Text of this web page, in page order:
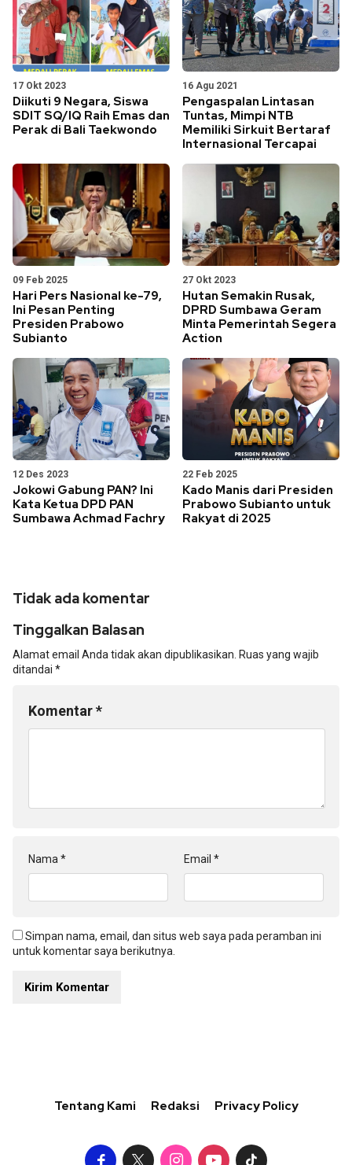
17 Okt 2023
Diikuti 9 Negara, Siswa
SDIT SQ/IQ Raih Emas dan
Perak di Bali Taekwondo
16 Agu 2021
Pengaspalan Lintasan
Tuntas, Mimpi NTB
Memiliki Sirkuit Bertaraf
Internasional Tercapai
09 Feb 2025
Hari Pers Nasional ke-79,
Ini Pesan Penting
Presiden Prabowo
Subianto
27 Okt 2023
Hutan Semakin Rusak,
DPRD Sumbawa Geram
Minta Pemerintah Segera
Action
12 Des 2023
Jokowi Gabung PAN? Ini
Kata Ketua DPD PAN
Sumbawa Achmad Fachry
22 Feb 2025
Kado Manis dari Presiden
Prabowo Subianto untuk
Rakyat di 2025
Tidak ada komentar
Tinggalkan Balasan
Alamat email Anda tidak akan dipublikasikan. Ruas yang wajib
ditandai *
Komentar*
Nama* Email *
Simpan nama, email, dan situs web saya pada peramban ini
untuk komentar saya berikutnya.
Tentang Kami Redaksi Privacy Policy